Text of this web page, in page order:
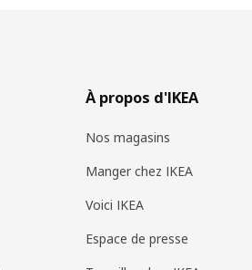
À propos d'IKEA
Nos magasins
Manger chez IKEA
Voici IKEA
Espace de presse